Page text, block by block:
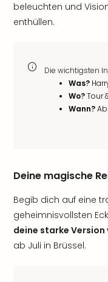
beleuchten und
enthüllen.
Die wichtigsten
Was?
Wo?Tour
Wann?
Deine magische
Begib dich auf eine
geheimnisvollsten
deine starke
ab Juli in Brüssel.